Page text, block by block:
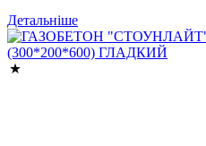
Детальніше